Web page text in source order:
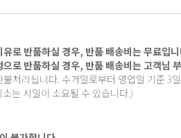
로 반품하실 경우, 반품 배송비는 무료입
로 반품하실 경우, 반품 배송비는 고객님
처리됩니다. 수거일로부터 영업일 기준 3
는 시일이 소요될 수 있습니다.)